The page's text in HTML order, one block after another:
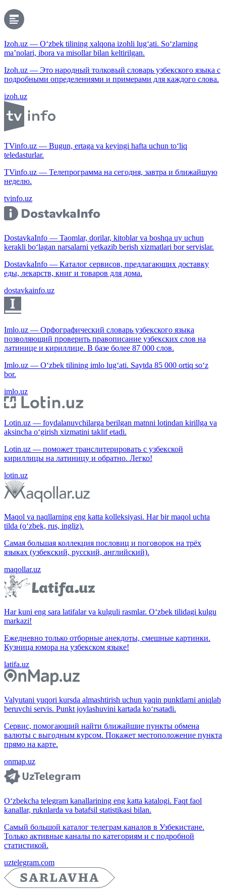
Izoh.uz — O‘zbek tilining xalqona izohli lug‘ati. So‘zlarning
ma’nolari, ibora va misollar bilan keltirilgan.
Izoh.uz — Это народный толковый словарь узбекского языка с
подробными определениями и примерами для каждого слова.
izoh.uz
TVinfo.uz — Bugun, ertaga va keyingi hafta uchun to‘liq
teledasturlar.
TVinfo.uz — Телепрограмма на сегодня, завтра и ближайшую
неделю.
tvinfo.uz
DostavkaInfo — Taomlar, dorilar, kitoblar va boshqa uy uchun
kerakli bo‘lagan narsalarni yetkazib berish xizmatlari bor servislar.
DostavkaInfo — Каталог сервисов, предлагающих доставку
еды, лекарств, книг и товаров для дома.
dostavkainfo.uz
Imlo.uz — Орфографический словарь узбекского языка
позволяющий проверить правописание узбекских слов на
латинице и кириллице. В базе более 87 000 слов.
Imlo.uz — O‘zbek tilining imlo lug‘ati. Saytda 85 000 ortiq so‘z
bor.
imlo.uz
Lotin.uz — foydalanuvchilarga berilgan matnni lotindan kirillga va
aksincha o‘girish xizmatini taklif etadi.
Lotin.uz — поможет транслитерировать с узбекской
кириллицы на латиницу и обратно. Легко!
lotin.uz
Maqol va naqllarning eng katta kolleksiyasi. Har bir maqol uchta
tilda (o‘zbek, rus, ingliz).
Самая большая коллекция пословиц и поговорок на трёх
языках (узбекский, русский, английский).
maqollar.uz
Har kuni eng sara latifalar va kulguli rasmlar. O‘zbek tilidagi kulgu
markazi!
Ежедневно только отборные анекдоты, смешные картинки.
Кузница юмора на узбекском языке!
latifa.uz
Valyutani yuqori kursda almashtirish uchun yaqin punktlarni aniqlab
beruvchi servis. Punkt joylashuvini kartada ko‘rsatadi.
Сервис, помогающий найти ближайшие пункты обмена
валюты с выгодным курсом. Покажет местоположение пункта
прямо на карте.
onmap.uz
O‘zbekcha telegram kanallarining eng katta katalogi. Faqt faol
kanallar, ruknlarda va batafsil statistikasi bilan.
Самый большой каталог телеграм каналов в Узбекистане.
Только активные каналы по категориям и с подробной
статистикой.
uztelegram.com